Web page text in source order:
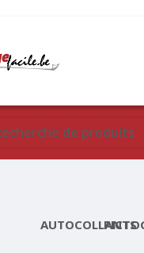
AUTOCOLLANTS